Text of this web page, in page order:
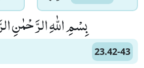
بِسْمِ اللّٰهِ الرَّحْمٰنِ
23.42-43